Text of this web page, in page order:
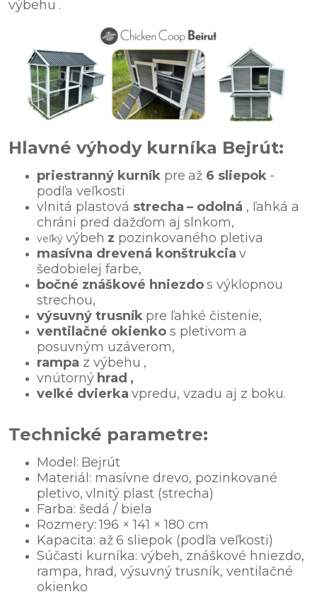
výbehu .
Hlavné výhody kurníka Bejrút:
priestranný kurník pre až 6 sliepok -
podľa veľkosti
vlnitá plastová strecha – odolná , ľahká a
chráni pred dažďom aj slnkom,
veľký výbeh z pozinkovaného pletiva
masívna drevená konštrukcia v
šedobielej farbe,
bočné znáškové hniezdos výklopnou
strechou,
výsuvný trusník pre ľahké čistenie,
ventilačné okienko s pletivom a
posuvným uzáverom,
rampa z výbehu ,
vnútorný hrad ,
veľké dvierka vpredu, vzadu aj z boku.
Technické parametre:
Model: Bejrút
Materiál: masívne drevo, pozinkované
pletivo, vlnitý plast (strecha)
Farba: šedá / biela
Rozmery: 196 × 141 × 180 cm
Kapacita: až6 sliepok (podľa veľkosti)
Súčasti kurníka: výbeh, znáškové hniezdo,
rampa, hrad, výsuvný trusník, ventilačné
okienko